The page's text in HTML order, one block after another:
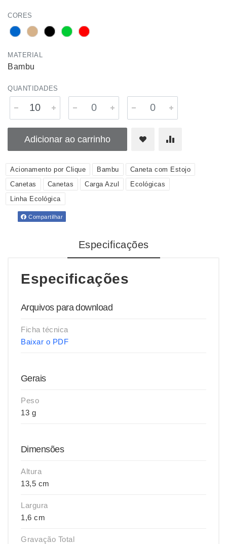
CORES
MATERIAL
Bambu
QUANTIDADES
Adicionar ao carrinho
Acionamento por Clique Bambu
Caneta com Estojo
Canetas
Canetas Carga Azul
Ecológicas
Linha Ecológica
Compartilhar
Especificações
Especificações
Arquivos para download
Ficha técnica
Baixar o PDF
Gerais
Peso
13 g
Dimensões
Altura
13,5 cm
Largura
1,6 cm
Gravação Total